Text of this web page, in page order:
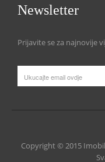
Newsletter
Prijavite se za najnovije
Copyright © 2015